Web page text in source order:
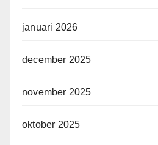
januari 2026
december 2025
november 2025
oktober 2025